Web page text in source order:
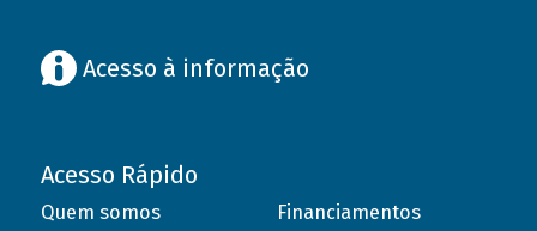
Acesso à informação
Acesso Rápido
Quem somos
Financiamentos